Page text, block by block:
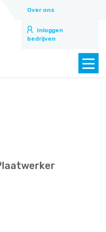
Over ons
Inloggen
bedrijven